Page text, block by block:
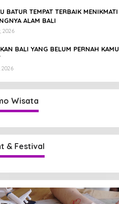
BATUR TEMPAT TERBAIK MENIKMATI
ALAM BALI
2026
BALI YANG BELUM PERNAH KAMU
2026
Wisata
& Festival